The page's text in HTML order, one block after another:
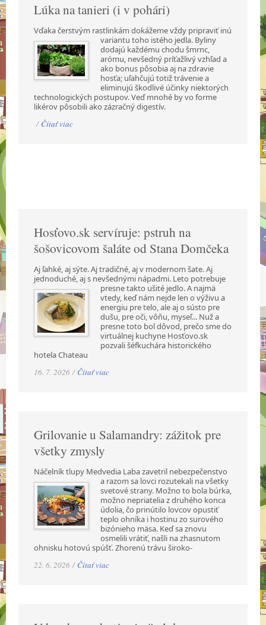
Lúka na tanieri (i v pohári)
Vďaka čerstvým rastlinkám dokážeme vždy pripraviť inú
variantu toho istého jedla. Byliny
dodajú každému chodu šmrnc,
arómu, nevšedný príťažlivý vzhľad a
ako bonus pôsobia aj na zdravie
hosťa; uľahčujú totiž trávenie a
eliminujú škodlivé účinky niektorých
technologických postupov. Veď mnohé by vo forme
likérov pôsobili ako zázračný digestív.
/ Čítať viac
Hosťovo.sk servíruje: pstruh na
šošovicovom šaláte od Stana Domčeka
Aj ľahké, aj sýte. Aj tradičné, aj v modernom šate. Aj
jednoduché, aj s nevšednými nápadmi. Leto potrebuje
presne takto ušité jedlo. A najmä
vtedy, keď nám nejde len o výživu a
energiu pre telo, ale aj o sústo pre
dušu, pre oči, vôňu, myseľ... Nuž a
presne toto bol dôvod, prečo sme do
virtuálnej kuchyne Hosťovo.sk
pozvali šéfkuchára historického
hotela Chateau
16. 7. 2026 / Čítať viac
Grilovanie u Salamandry: zážitok pre
všetky zmysly
Náčelník tlupy Medvedia Laba zavetril nebezpečenstvo
a razom sa lovci rozutekali na všetky
svetové strany. Možno to bola búrka,
možno nepriatelia z druhého konca
údolia, čo prinútilo lovcov opustiť
teplo ohníka i hostinu zo surového
bizónieho mäsa. Keď sa znovu
osmelili vrátiť, našli na zhasnutom
ohnisku hotovú spúšť. Zhorenú trávu široko-
22. 6. 2026 / Čítať viac